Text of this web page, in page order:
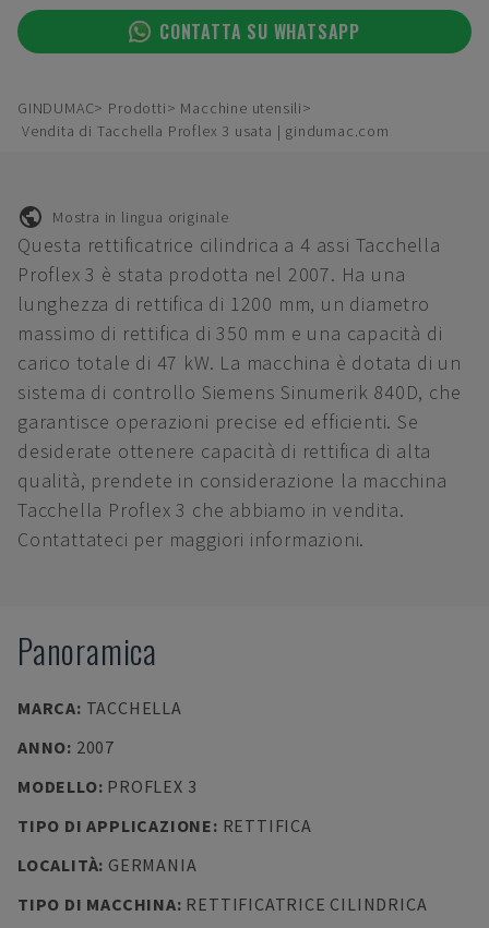
CONTATTA SU WHATSAPP
GINDUMAC Prodotti
Macchine utensili
Vendita di Tacchella Proflex 3 usata | gindumac.com
Mostra in lingua originale
Questa rettificatrice cilindrica a 4 assi Tacchella
Proflex 3 è stata prodotta nel 2007. Ha una
lunghezza di rettifica di 1200 mm, un diametro
massimo di rettifica di 350 mm e una capacità di
carico totale di 47 kW. La macchina è dotata di un
sistema di controllo Siemens Sinumerik 840D, che
garantisce operazioni precise ed efficienti. Se
desiderate ottenere capacità di rettifica di alta
qualità, prendete in considerazione la macchina
Tacchella Proflex 3 che abbiamo in vendita.
Contattateci per maggiori informazioni.
Panoramica
MARCA: TACCHELLA
ANNO: 2007
MODELLO: PROFLEX 3
TIPO DI APPLICAZIONE: RETTIFICA
LOCALITÀ: GERMANIA
TIPO DI MACCHINA: RETTIFICATRICE CILINDRICA